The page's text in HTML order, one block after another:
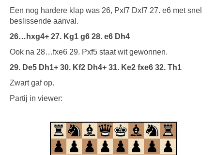
Een nog hardere klap was 26, Pxf7 Dxf7 27. e6 met snel
beslissende aanval.
26…hxg4+ 27. Kg1 g6 28. e6 Dh4
Ook na 28…fxe6 29. Pxf5 staat wit gewonnen.
29. De5 Dh1+ 30. Kf2 Dh4+ 31. Ke2 fxe6 32. Th1
Zwart gaf op.
Partij in viewer: